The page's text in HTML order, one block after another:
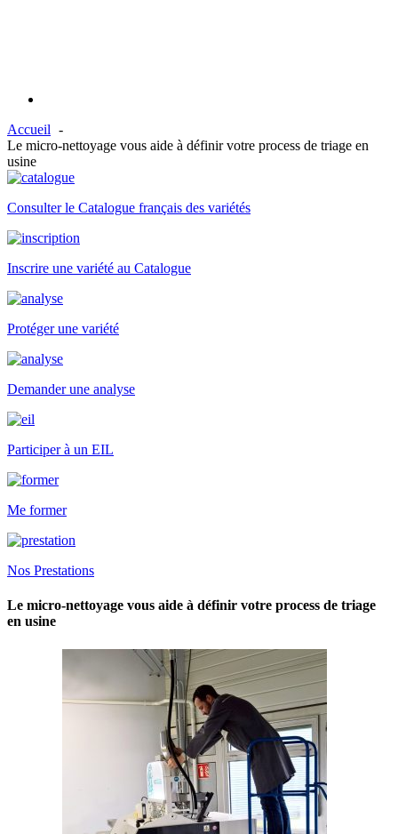
Accueil
Le micro-nettoyage vous aide à définir votre process de triage en
usine
Consulter le Catalogue français des variétés
Inscrire une variété au Catalogue
Protéger une variété
Demander une analyse
Participer à un EIL
Me former
Nos Prestations
Le micro-nettoyage vous aide à définir votre process de triage
en usine